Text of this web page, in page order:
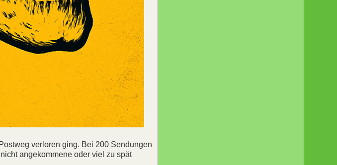
verloren ging. Bei 200 Sendungen
angekommene oder viel zu spät